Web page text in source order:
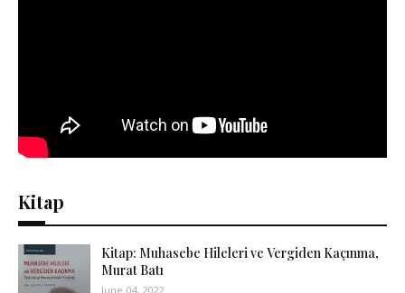
Kitap
Kitap: Muhasebe Hileleri ve Vergiden Kaçınma,
Murat Batı
June 04, 2022